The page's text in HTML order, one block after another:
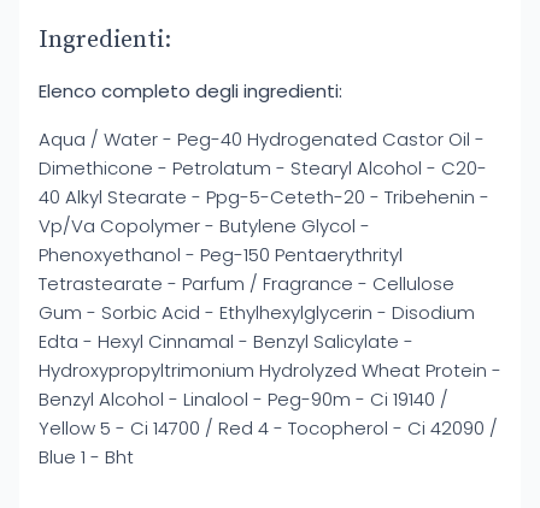
Ingredienti:
Elenco completo degli ingredienti:
Aqua / Water - Peg-40 Hydrogenated Castor Oil -
Dimethicone - Petrolatum - Stearyl Alcohol - C20-
40 Alkyl Stearate - Ppg-5-Ceteth-20 - Tribehenin -
Vp/Va Copolymer - Butylene Glycol -
Phenoxyethanol - Peg-150 Pentaerythrityl
Tetrastearate - Parfum / Fragrance - Cellulose
Gum - Sorbic Acid - Ethylhexylglycerin - Disodium
Edta - Hexyl Cinnamal - Benzyl Salicylate -
Hydroxypropyltrimonium Hydrolyzed Wheat Protein -
Benzyl Alcohol - Linalool - Peg-90m - Ci 19140 /
Yellow 5 - Ci 14700 / Red 4 - Tocopherol - Ci 42090 /
Blue 1 - Bht